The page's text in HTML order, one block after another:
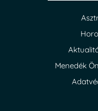
Menedék